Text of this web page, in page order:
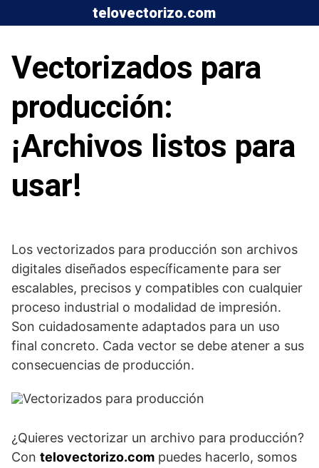
al
telovectorizo.com
Vectorizados para
producción:
¡Archivos listos para
usar!
Los vectorizados para producción son archivos
digitales diseñados específicamente para ser
escalables, precisos y compatibles con cualquier
proceso industrial o modalidad de impresión.
Son cuidadosamente adaptados para un uso
final concreto. Cada vector se debe atener a sus
consecuencias de producción.
¿Quieres vectorizar un archivo para producción?
Con telovectorizo.com puedes hacerlo, somos